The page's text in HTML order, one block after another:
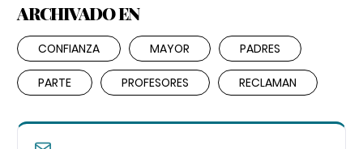
ARCHIVADO EN
CONFIANZA MAYOR PADRES
PARTE PROFESORES RECLAMAN